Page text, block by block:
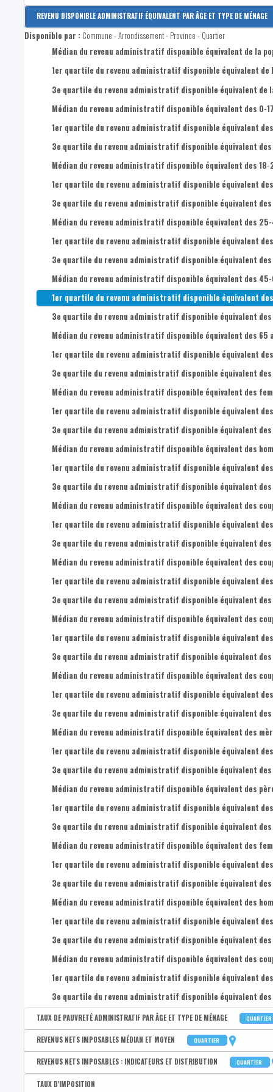
Disponible par :Arrondissement - Province
Revenu disponible par habitant
Revenus primaires par habitant
REVENU DISPONIBLE ADMINISTRATIF ÉQUIVALENT PAR ÂGE ET TYPE DE MÉNAGE
Disponible par : Commune - Arrondissement - Province - Quartier
Médian du revenu administratif disponible équivalent de la
1er quartile du revenu administratif disponible équivalent de
3e quartile du revenu administratif disponible équivalent de
Médian du revenu administratif disponible équivalent des 0-
1er quartile du revenu administratif disponible équivalent
3e quartile du revenu administratif disponible équivalent des
Médian du revenu administratif disponible équivalent des 18-
1er quartile du revenu administratif disponible équivalent
3e quartile du revenu administratif disponible équivalent des
Médian du revenu administratif disponible équivalent des
1er quartile du revenu administratif disponible équivalent
3e quartile du revenu administratif disponible équivalent
Médian du revenu administratif disponible équivalent des
1er quartile du revenu administratif disponible équivalent
3e quartile du revenu administratif disponible équivalent
Médian du revenu administratif disponible équivalent des 65
1er quartile du revenu administratif disponible équivalent
3e quartile du revenu administratif disponible équivalent
Médian du revenu administratif disponible équivalent des
1er quartile du revenu administratif disponible équivalent
3e quartile du revenu administratif disponible équivalent des
Médian du revenu administratif disponible équivalent des
1er quartile du revenu administratif disponible équivalent des
3e quartile du revenu administratif disponible équivalent des
Médian du revenu administratif disponible équivalent des
1er quartile du revenu administratif disponible équivalent
3e quartile du revenu administratif disponible équivalent des
Médian du revenu administratif disponible équivalent des
1er quartile du revenu administratif disponible équivalent
3e quartile du revenu administratif disponible équivalent des
Médian du revenu administratif disponible équivalent des
1er quartile du revenu administratif disponible équivalent
3e quartile du revenu administratif disponible équivalent des
Médian du revenu administratif disponible équivalent des
1er quartile du revenu administratif disponible équivalent
3e quartile du revenu administratif disponible équivalent
Médian du revenu administratif disponible équivalent des
1er quartile du revenu administratif disponible équivalent
3e quartile du revenu administratif disponible équivalent
Médian du revenu administratif disponible équivalent des
1er quartile du revenu administratif disponible équivalent
3e quartile du revenu administratif disponible équivalent
Médian du revenu administratif disponible équivalent des
1er quartile du revenu administratif disponible équivalent
3e quartile du revenu administratif disponible équivalent des
Médian du revenu administratif disponible équivalent des
1er quartile du revenu administratif disponible équivalent
3e quartile du revenu administratif disponible équivalent des
Médian du revenu administratif disponible équivalent des
1er quartile du revenu administratif disponible équivalent
3e quartile du revenu administratif disponible équivalent des
TAUX DE PAUVRETÉ ADMINISTRATIF PAR ÂGE ET TYPE DE MÉNAGE QUARTIER
Disponible par : Commune - Arrondissement - Province - Quartier
Taux de pauvreté administratif de la population
Taux de pauvreté administratif des 0-17 ans
REVENUS NETS IMPOSABLES MÉDIAN ET MOYEN QUARTIER
Disponible par : Commune - Arrondissement - Province - Quartier
Revenu médian par déclaration
REVENUS NETS IMPOSABLES : INDICATEURS ET DISTRIBUTION QUARTIER
Disponible par :Commune - Arrondissement - Province - Quartier
TAUX D'IMPOSITION